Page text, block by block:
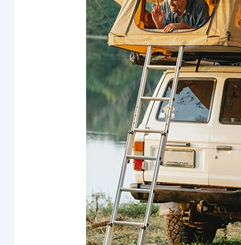
de multi hoofdmachine van het
Het Lassenmachine van de lijstvlek
de handmachine van het vleklassen
De enige Zijmachine van het
De Machine van het naadlassen
Robotspootlassenpistool
De Machine van het
gemak. Dit product
zal eindeloze
verrassingen in je
leven brengen. De
gebruiksvriendelijke
prestaties maken
het gemakkelijk en
plezierig in gebruik.
perfecte after-
sales service,
zodat u zich geen
zorgen hoeft te
Technische
kenmerken: